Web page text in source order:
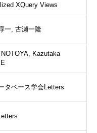
XQuery Views
一, 古瀬一隆
Kazutaka
タベース学会Letters